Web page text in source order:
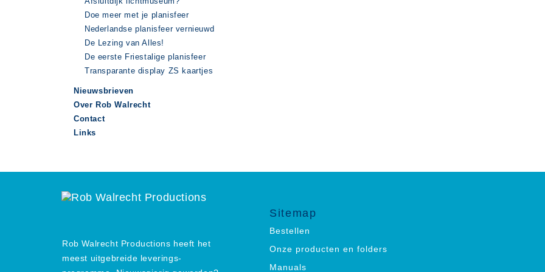
Doe meer met je planisfeer
Nederlandse planisfeer vernieuwd
De Lezing van Alles!
De eerste Friestalige planisfeer
Transparante display ZS kaartjes
Nieuwsbrieven
Over Rob Walrecht
Contact
Links
Rob Walrecht Productions heeft het
meest uitgebreide leverings-
Sitemap
Bestellen
Onze producten en folders
Manuals